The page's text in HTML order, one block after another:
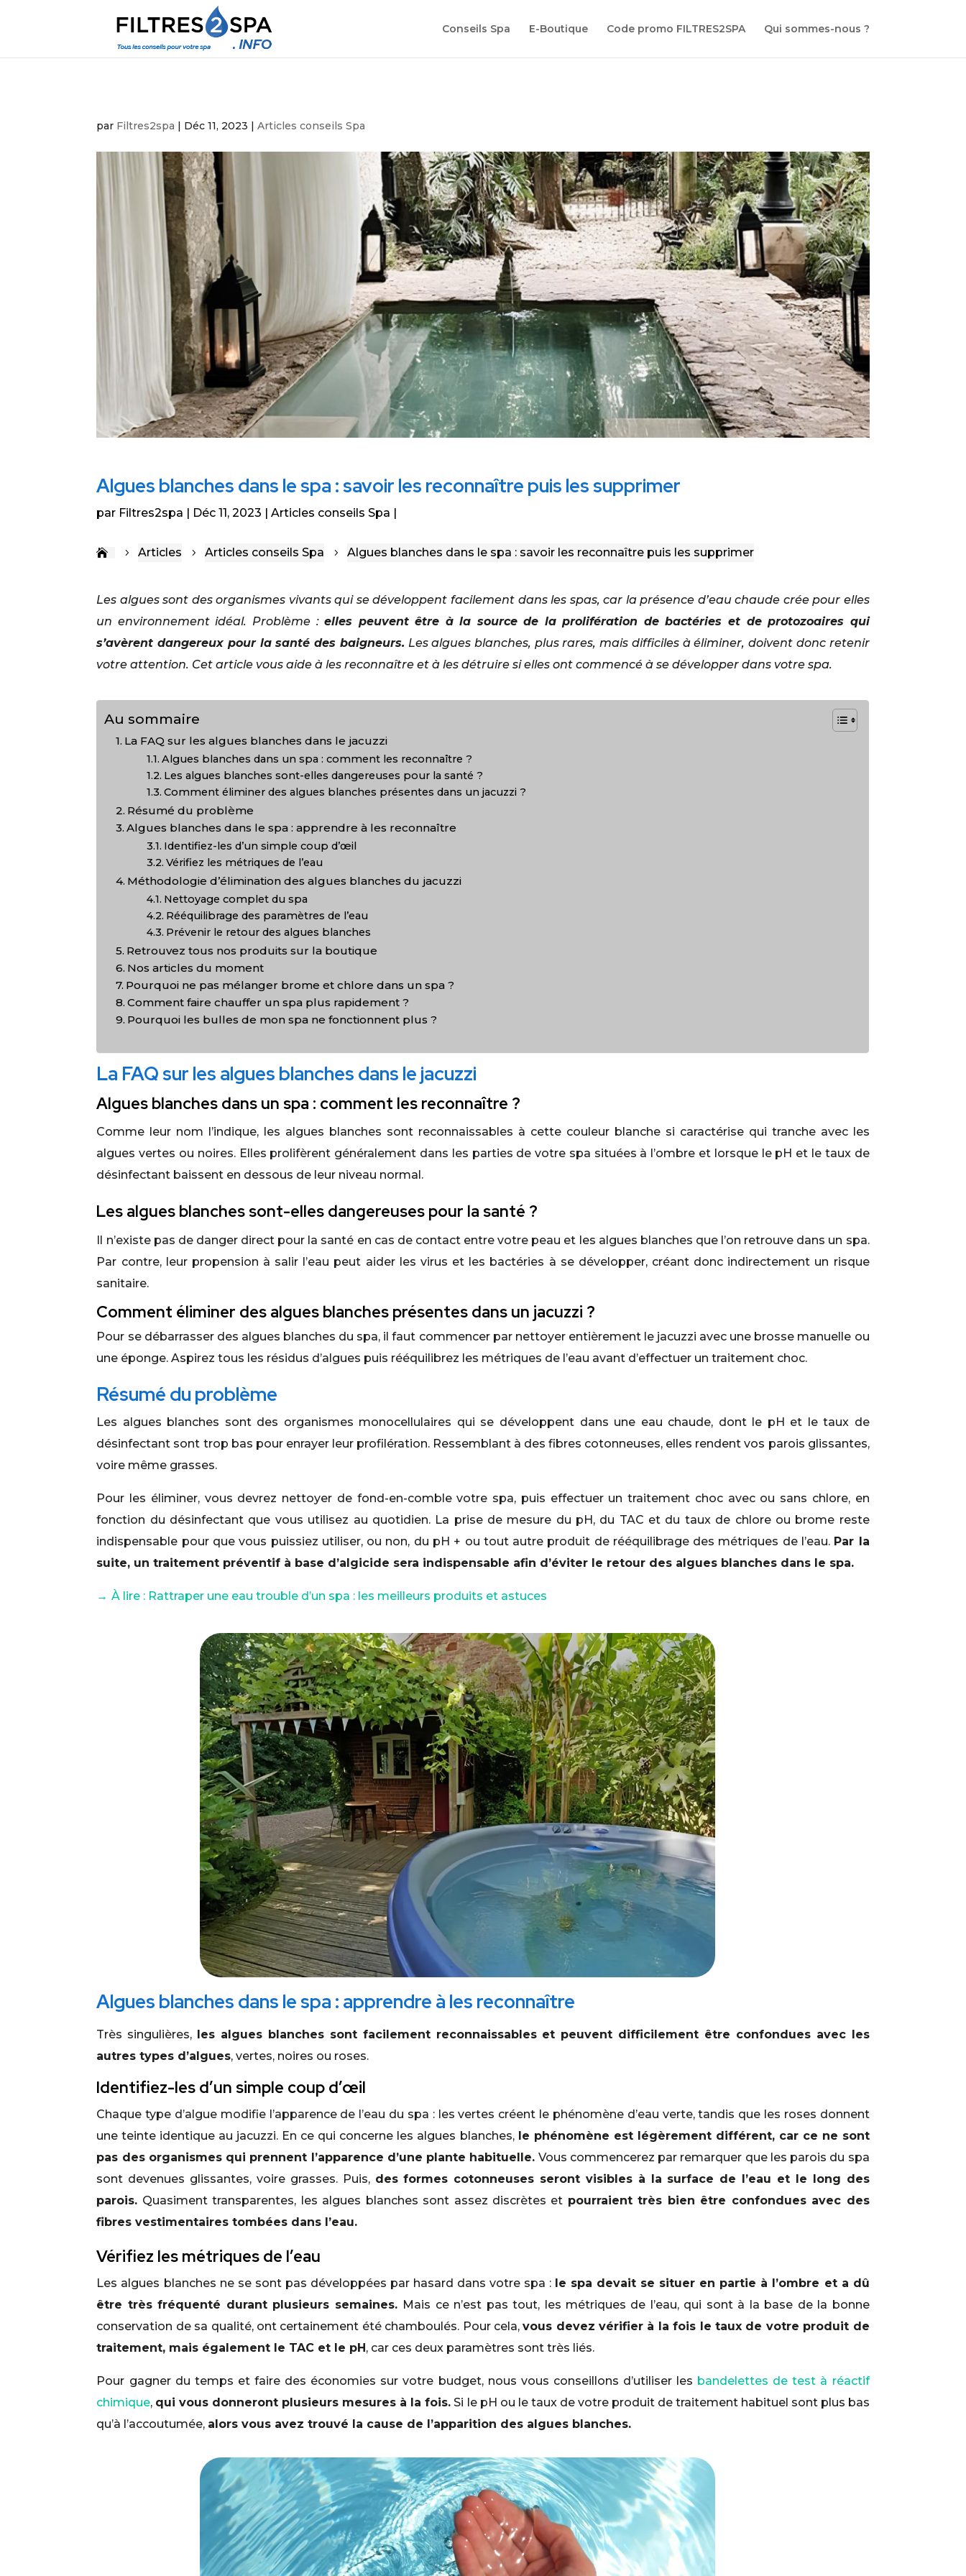
Conseils Spa E-Boutique Code promo FILTRES2SPA Qui sommes-nous ?
par Filtres2spa | Déc 11, 2023 |Articles conseils Spa
Algues blanches dans le spa : savoir les reconnaître puis les supprimer
par Filtres2spa Déc 11, 2023 Articles conseils Spa
5 Articles 5 Articles conseils Spa 5 Algues blanches dans le spa : savoir les reconnaître puis les supprimer
Les algues sont des organismes vivants qui se développent facilement dans les spas, car la présence d’eau chaude crée pour elles
un environnement idéal. Problème :elles peuvent être à la source de la prolifération de bactéries et de protozoaires qui
s’avèrent dangereux pour la santé des baigneurs. Les algues blanches, plus rares, mais difficiles à éliminer, doivent donc retenir
votre attention. Cet article vous aide à les reconnaître et à les détruire si elles ont commencé à se développer dans votre spa.
Au sommaire
La FAQ sur les algues blanches dans le jacuzzi
Algues blanches dans un spa : comment les reconnaître ?
Les algues blanches sont-elles dangereuses pour la santé ?
Comment éliminer des algues blanches présentes dans un jacuzzi ?
Résumé du problème
Algues blanches dans le spa : apprendre à les reconnaître
Identifiez-les d’un simple coup d’œil
Vérifiez les métriques de l’eau
Méthodologie d’élimination des algues blanches du jacuzzi
Nettoyage complet du spa
Rééquilibrage des paramètres de l’eau
Prévenir le retour des algues blanches
Retrouvez tous nos produits sur la boutique
Nos articles du moment
Pourquoi ne pas mélanger brome et chlore dans un spa ?
Comment faire chauffer un spa plus rapidement ?
Pourquoi les bulles de mon spa ne fonctionnent plus ?
La FAQ sur les algues blanches dans le jacuzzi
Algues blanches dans un spa : comment les reconnaître ?
Comme leur nom l’indique, les algues blanches sont reconnaissables à cette couleur blanche si caractérise qui tranche avec les
algues vertes ou noires. Elles prolifèrent généralement dans les parties de votre spa situées à l’ombre et lorsque le pH et le taux de
désinfectant baissent en dessous de leur niveau normal.
Les algues blanches sont-elles dangereuses pour la santé ?
Il n’existe pas de danger direct pour la santé en cas de contact entre votre peau et les algues blanches que l’on retrouve dans un spa.
Par contre, leur propension à salir l’eau peut aider les virus et les bactéries à se développer, créant donc indirectement un risque
sanitaire.
Comment éliminer des algues blanches présentes dans un jacuzzi ?
Pour se débarrasser des algues blanches du spa, il faut commencer par nettoyer entièrement le jacuzzi avec une brosse manuelle ou
une éponge. Aspirez tous les résidus d’algues puis rééquilibrez les métriques de l’eau avant d’effectuer un traitement choc.
Résumé du problème
Les algues blanches sont des organismes monocellulaires qui se développent dans une eau chaude, dont le pH et le taux de
désinfectant sont trop bas pour enrayer leur profilération. Ressemblant à des fibres cotonneuses, elles rendent vos parois glissantes,
voire même grasses.
Pour les éliminer, vous devrez nettoyer de fond-en-comble votre spa, puis effectuer un traitement choc avec ou sans chlore, en
fonction du désinfectant que vous utilisez au quotidien. La prise de mesure du pH, du TAC et du taux de chlore ou brome reste
indispensable pour que vous puissiez utiliser, ou non, du pH + ou tout autre produit de rééquilibrage des métriques de l’eau. Par la
suite, un traitement préventif à base d’algicide sera indispensable afin d’éviter le retour des algues blanches dans le spa.
→À lire : Rattraper une eau trouble d’un spa : les meilleurs produits et astuces
Algues blanches dans le spa : apprendre à les reconnaître
Très singulières, les algues blanches sont facilement reconnaissables et peuvent difficilement être confondues avec les
autres types d’algues, vertes, noires ou roses.
Identifiez-les d’un simple coup d’œil
Chaque type d’algue modifie l’apparence de l’eau du spa : les vertes créent le phénomène d’eau verte, tandis que les roses donnent
une teinte identique au jacuzzi. En ce qui concerne les algues blanches, le phénomène est légèrement différent, car ce ne sont
pas des organismes qui prennent l’apparence d’une plante habituelle. Vous commencerez par remarquer que les parois du spa
sont devenues glissantes, voire grasses. Puis, des formes cotonneuses seront visibles à la surface de l’eau et le long des
parois. Quasiment transparentes, les algues blanches sont assez discrètes et pourraient très bien être confondues avec des
fibres vestimentaires tombées dans l’eau.
Vérifiez les métriques de l’eau
Les algues blanches ne se sont pas développées par hasard dans votre spa : le spa devait se situer en partie à l’ombre et a dû
être très fréquenté durant plusieurs semaines. Mais ce n’est pas tout, les métriques de l’eau, qui sont à la base de la bonne
conservation de sa qualité, ont certainement été chamboulés. Pour cela,vous devez vérifier à la fois le taux de votre produit de
traitement, mais également le TAC et le pH, car ces deux paramètres sont très liés.
Pour gagner du temps et faire des économies sur votre budget, nous vous conseillons d’utiliser les bandelettes de test à réactif
chimique, qui vous donneront plusieurs mesures à la fois. Si le pH ou le taux de votre produit de traitement habituel sont plus bas
qu’à l’accoutumée, alors vous avez trouvé la cause de l’apparition des algues blanches.